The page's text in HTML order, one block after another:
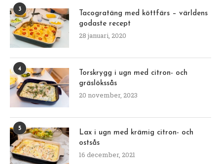
3
Tacogratäng med köttfärs – världens
godaste recept
28 januari, 2020
4
Torskrygg i ugn med citron- och
gräslökssås
20 november, 2023
5
Lax i ugn med krämig citron- och
ostsås
16 december, 2021